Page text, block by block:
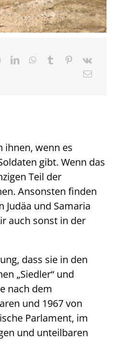
ihnen, wenn es
gibt. Wenn das
Teil der
Ansonsten finden
und Samaria
auch sonst in der
dass sie in den
„Siedler“ und
nach dem
und 1967 von
Parlament, im
und unteilbaren